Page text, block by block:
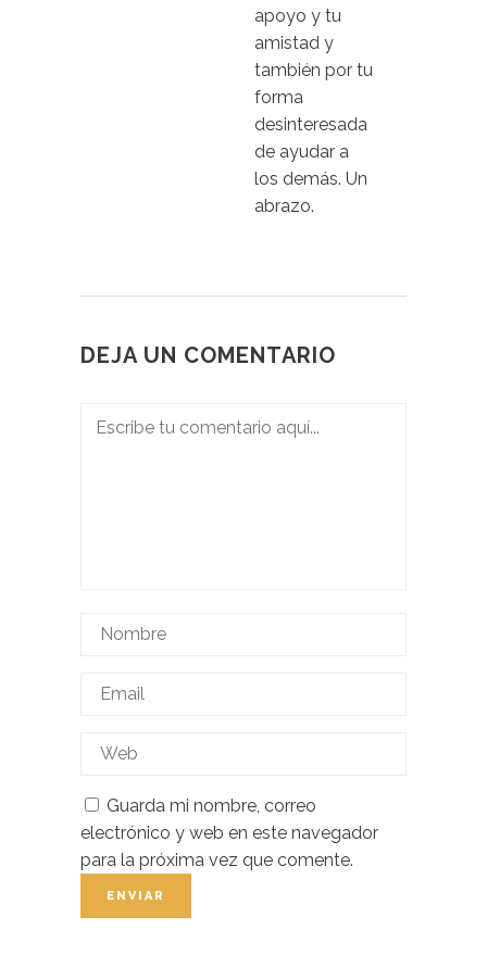
apoyo y tu
amistad y
también por tu
forma
desinteresada
de ayudar a
los demás. Un
abrazo.
DEJA UN COMENTARIO
Guarda mi nombre, correo
electrónico y web en este navegador
para la próxima vez que comente.